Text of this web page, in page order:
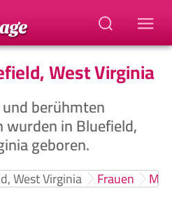
West Virginia
berühmten
in Bluefield,
geboren.
West Virginia Frauen